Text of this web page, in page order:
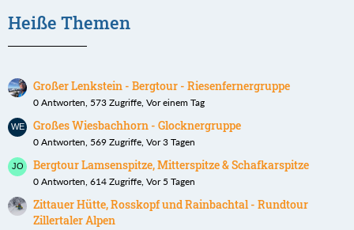
Heiße Themen
Großer Lenkstein - Bergtour - Riesenfernergruppe
0 Antworten, 573 Zugriffe, Vor einem Tag
Großes Wiesbachhorn - Glocknergruppe
0 Antworten, 569 Zugriffe, Vor 3 Tagen
Bergtour Lamsenspitze, Mitterspitze & Schafkarspitze
0 Antworten, 614 Zugriffe, Vor 5 Tagen
Zittauer Hütte, Rosskopf und Rainbachtal - Rundtour
Zillertaler Alpen